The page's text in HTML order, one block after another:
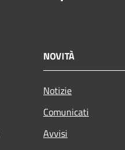
NOVITÀ
Notizie
Comunicati
Avvisi